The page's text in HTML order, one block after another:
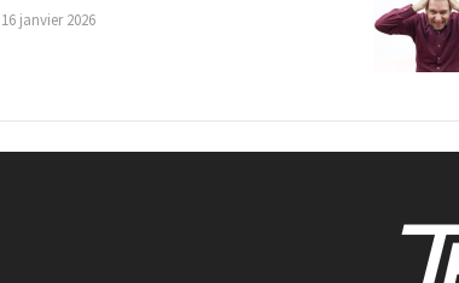
16 janvier 2026